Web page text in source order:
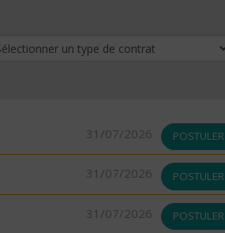
31/07/2026 POSTULER
31/07/2026 POSTULER
31/07/2026 POSTULER